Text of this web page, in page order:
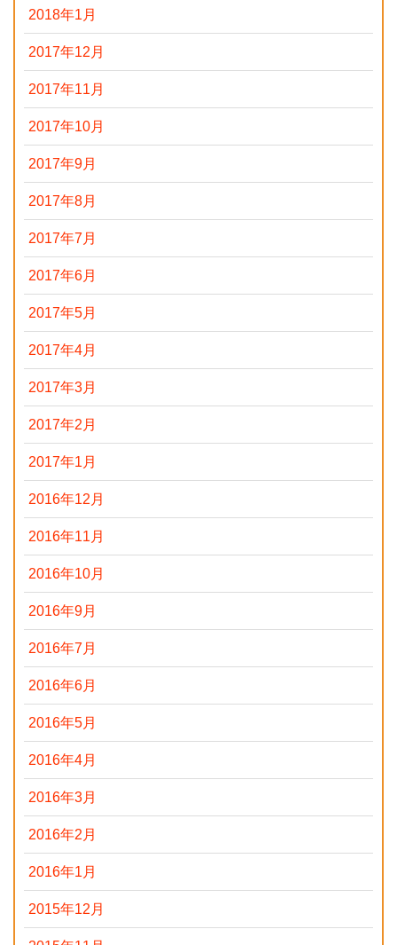
2018年1月
2017年12月
2017年11月
2017年10月
2017年9月
2017年8月
2017年7月
2017年6月
2017年5月
2017年4月
2017年3月
2017年2月
2017年1月
2016年12月
2016年11月
2016年10月
2016年9月
2016年7月
2016年6月
2016年5月
2016年4月
2016年3月
2016年2月
2016年1月
2015年12月